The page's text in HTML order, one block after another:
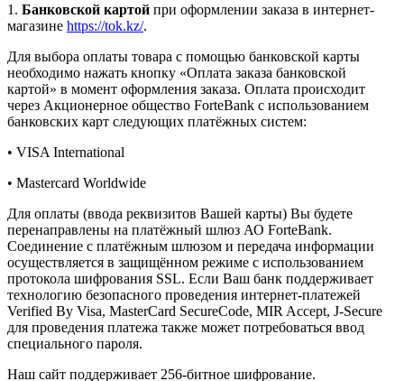
1. Банковской картой при оформлении заказа в интернет-
магазине https://tok.kz/.
Для выбора оплаты товара с помощью банковской карты
необходимо нажать кнопку «Оплата заказа банковской
картой» в момент оформления заказа. Оплата происходит
через Акционерное общество ForteBank с использованием
банковских карт следующих платёжных систем:
• VISA International
• Mastercard Worldwide
Для оплаты (ввода реквизитов Вашей карты) Вы будете
перенаправлены на платёжный шлюз АО ForteBank.
Соединение с платёжным шлюзом и передача информации
осуществляется в защищённом режиме с использованием
протокола шифрования SSL. Если Ваш банк поддерживает
технологию безопасного проведения интернет-платежей
Verified By Visa, MasterCard SecureCode, MIR Accept, J-Secure
для проведения платежа также может потребоваться ввод
специального пароля.
Наш сайт поддерживает 256-битное шифрование.